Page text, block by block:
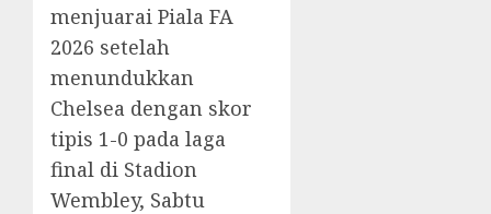
menjuarai Piala FA
2026 setelah
menundukkan
Chelsea dengan skor
tipis 1-0 pada laga
final di Stadion
Wembley, Sabtu